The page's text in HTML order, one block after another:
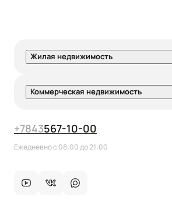
Жилая недвижимость
Коммерческая недвижимость
+7843567-10-00
Ежедневно с 08:00 до 21:00